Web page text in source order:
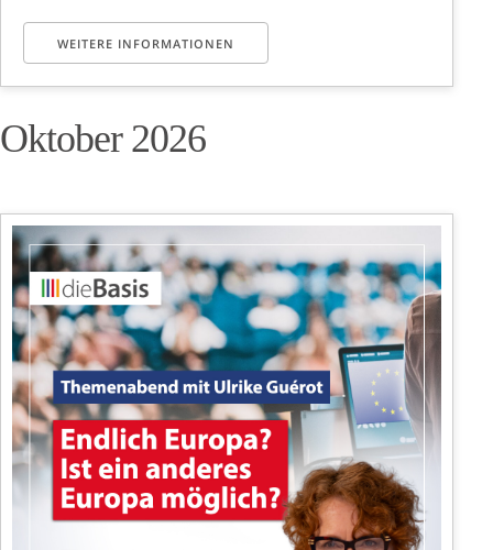
WEITERE INFORMATIONEN
Oktober 2026